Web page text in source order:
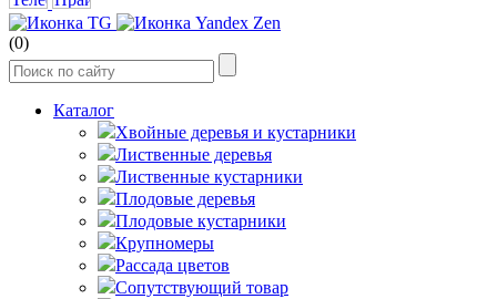
(0)
Каталог
Хвойные деревья и кустарники
Лиственные деревья
Лиственные кустарники
Плодовые деревья
Плодовые кустарники
Крупномеры
Рассада цветов
Сопутствующий товар